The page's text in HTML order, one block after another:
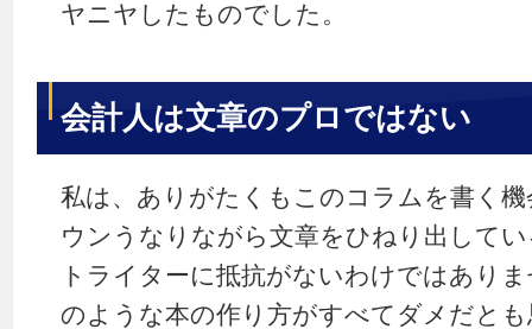
ヤニヤしたものでした。
会計人は文章のプロではない
私は、ありがたくもこのコラムを書く
ウンうなりながら文章をひねり出して
トライターに抵抗がないわけではあり
のような本の作り方がすべてダメだと